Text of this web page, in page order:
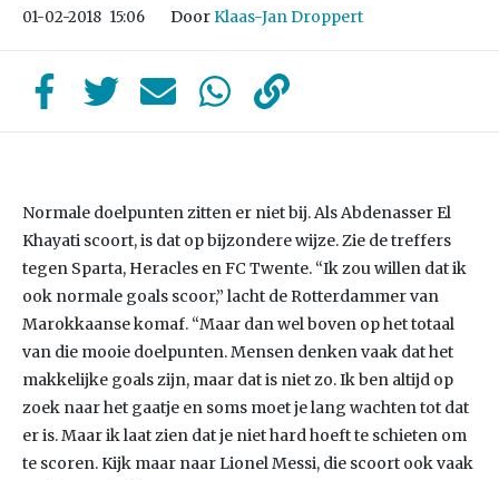
01-02-2018 15:06 DoorKlaas-Jan Droppert
Normale doelpunten zitten er niet bij. Als Abdenasser El
Khayati scoort, is dat op bijzondere wijze. Zie de treffers
tegen Sparta, Heracles en FC Twente. “Ik zou willen dat ik
ook normale goals scoor,” lacht de Rotterdammer van
Marokkaanse komaf. “Maar dan wel boven op het totaal
van die mooie doelpunten. Mensen denken vaak dat het
makkelijke goals zijn, maar dat is niet zo. Ik ben altijd op
zoek naar het gaatje en soms moet je lang wachten tot dat
er is. Maar ik laat zien dat je niet hard hoeft te schieten om
te scoren. Kijk maar naar Lionel Messi, die scoort ook vaak